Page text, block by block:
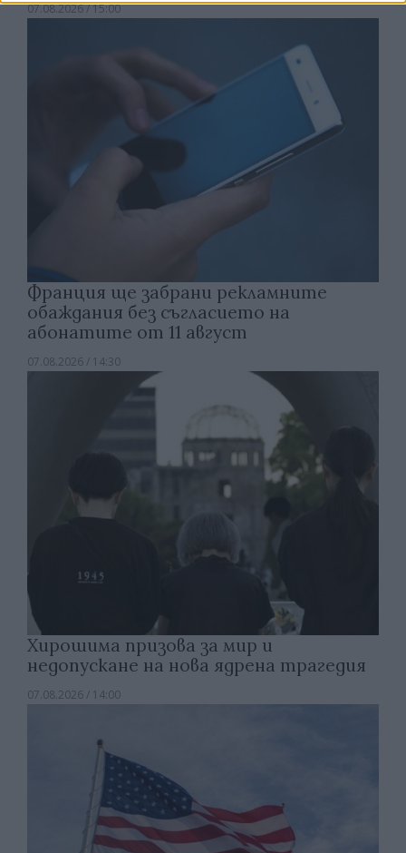
07.08.2026 / 15:00
Франция ще забрани рекламните
обаждания без съгласието на
абонатите от 11 август
07.08.2026 / 14:30
Хирошима призова за мир и
недопускане на нова ядрена трагедия
07.08.2026 / 14:00